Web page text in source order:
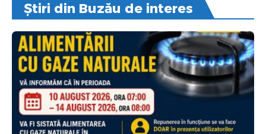
Știri din Buzău de interes